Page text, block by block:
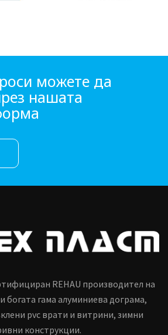
можете да
нашата
REHAU производител на
богата гама алуминиева дограма,
pvc врати и витрини, зимни
конструкции.